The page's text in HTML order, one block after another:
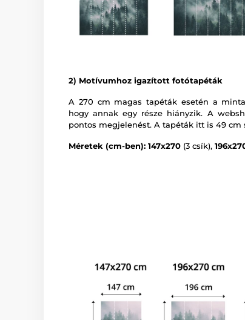
2) Motívumhoz igazított fotótapéták
A 270 cm magas tapéták esetén a
hogy annak egy része hiányzik. A
pontos megjelenést. A tapéták itt is 49 cm
Méretek (cm-ben): 147x270 (3 csík),